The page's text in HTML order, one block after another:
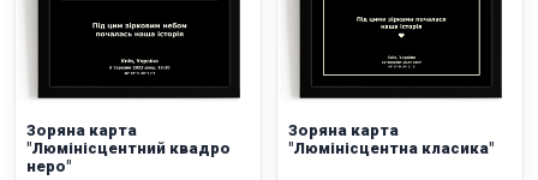
Зоряна карта
"Люмінісцентний квадро
неро"
Зоряна карта
"Люмінісцентна класика"